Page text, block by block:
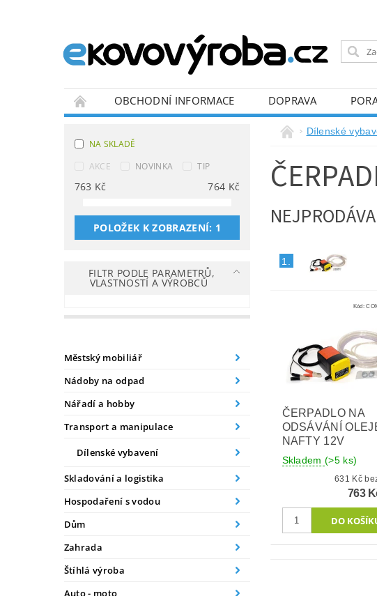
OBCHODNÍ INFORMACE DOPRAVA
NA SKLADĚ
AKCE
NOVINKA TIP
763 Kč 764 Kč
POLOŽEK K ZOBRAZENÍ: 1
FILTR PODLE PARAMETRŮ,
VLASTNOSTÍ A VÝROBCŮ
Městský mobiliář
Nádoby na odpad
Nářadí a hobby
Transport a manipulace
Dílenské vybavení
Skladování a logistika
Hospodaření s vodou
Dům
Zahrada
Štíhlá výroba
Auto - moto
Dílenské
1.
Kód:
ČERPADLO NA
ODSÁVÁNÍ
NAFTY 12V
Skladem(>5 ks)
631
763